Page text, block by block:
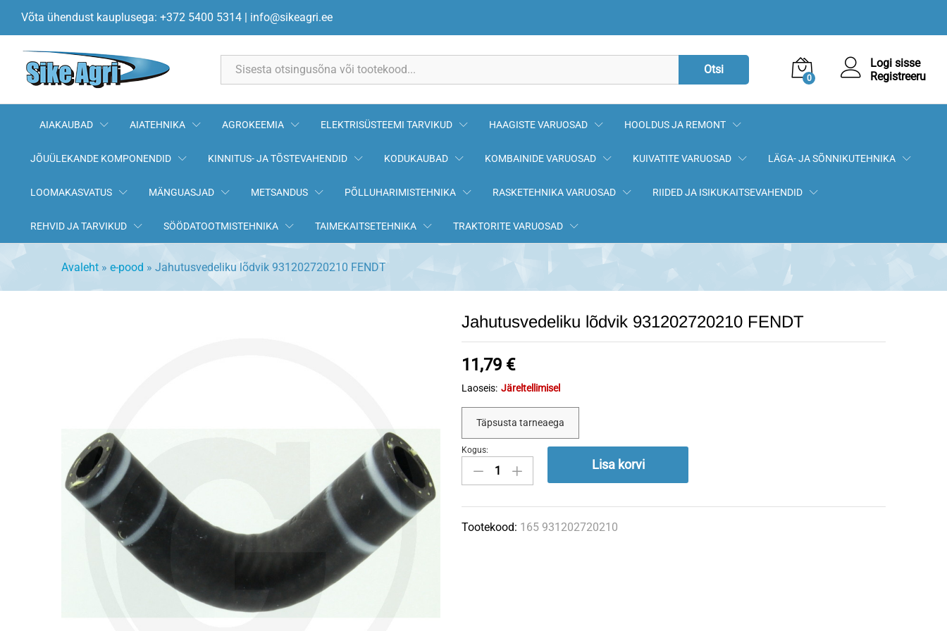
Võta ühendust kauplusega: +372 5400 5314 | info@sikeagri.ee
Otsi
0
Logi sisse
Registreeru
AIAKAUBAD AIATEHNIKA AGROKEEMIA ELEKTRISÜSTEEMI TARVIKUD HAAGISTE VARUOSAD HOOLDUS JA REMONT
JÕUÜLEKANDE KOMPONENDID KINNITUS- JA TÕSTEVAHENDID KODUKAUBAD KOMBAINIDE VARUOSAD KUIVATITE VARUOSAD LÄGA- JA SÕNNIKUTEHNIKA
LOOMAKASVATUS MÄNGUASJAD METSANDUS PÕLLUHARIMISTEHNIKA RASKETEHNIKA VARUOSAD RIIDED JA ISIKUKAITSEVAHENDID
REHVID JA TARVIKUD SÖÖDATOOTMISTEHNIKA TAIMEKAITSETEHNIKA TRAKTORITE VARUOSAD
Avaleht » e-pood » Jahutusvedeliku lõdvik 931202720210 FENDT
Jahutusvedeliku lõdvik 931202720210 FENDT
11,79 €
Laoseis: Järeltellimisel
Täpsusta tarneaega
Jahutusvedeliku
lõdvik
FENDT
quantity
Kogus:
Lisa korvi
Tootekood: 165 931202720210
Jahutusvedeliku lõdvik 931202720210 FENDT